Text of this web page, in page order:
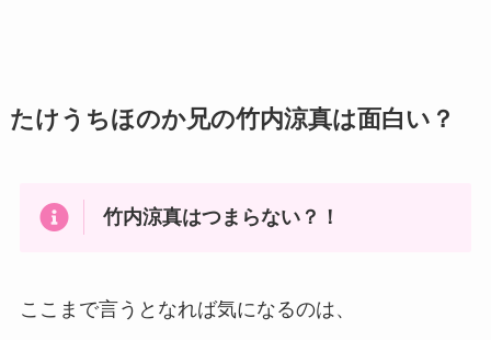
たけうちほのか兄の竹内涼真は面白い？
竹内涼真はつまらない？！
ここまで言うとなれば気になるのは、